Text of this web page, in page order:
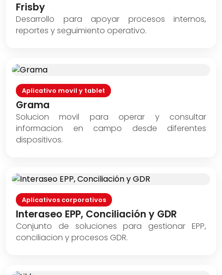
Frisby
Desarrollo para apoyar procesos internos,
reportes y seguimiento operativo.
Aplicativo movil y tablet
Grama
Solucion movil para operar y consultar
informacion en campo desde diferentes
dispositivos.
Aplicativos corporativos
Interaseo EPP, Conciliación y GDR
Conjunto de soluciones para gestionar EPP,
conciliacion y procesos GDR.